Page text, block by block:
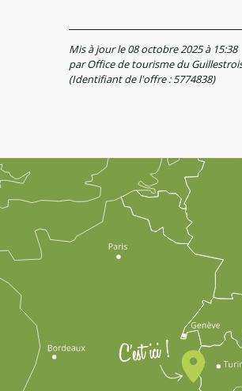
Mis à jour le 08 octobre 2025 à 15:38
par Office de tourisme du
(Identifiant de l'offre :5774838)